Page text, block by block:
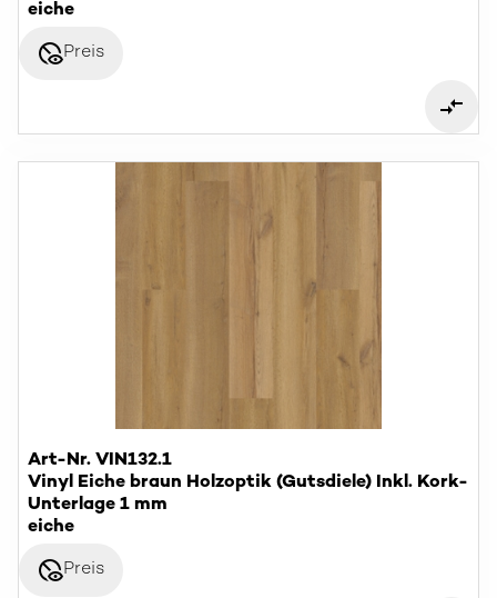
eiche
disabled_visiblePreis
Art-Nr. VIN132.1
Vinyl Eiche braun Holzoptik (Gutsdiele) Inkl. Kork-
Unterlage 1 mm
eiche
disabled_visiblePreis